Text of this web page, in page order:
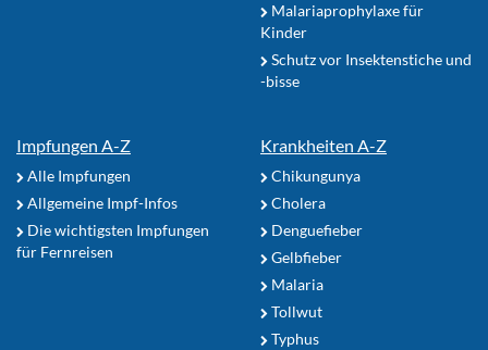
Malariaprophylaxe für
Kinder
Schutz vor Insektenstiche und
-bisse
Impfungen A-Z
Alle Impfungen
Allgemeine Impf-Infos
Die wichtigsten Impfungen
für Fernreisen
Krankheiten A-Z
Chikungunya
Cholera
Denguefieber
Gelbfieber
Malaria
Tollwut
Typhus